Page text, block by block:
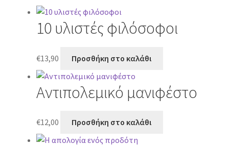
10 υλιστές φιλόσοφοι
€13,90 Προσθήκη στο καλάθι
Αντιπολεμικό μανιφέστο
€12,00 Προσθήκη στο καλάθι